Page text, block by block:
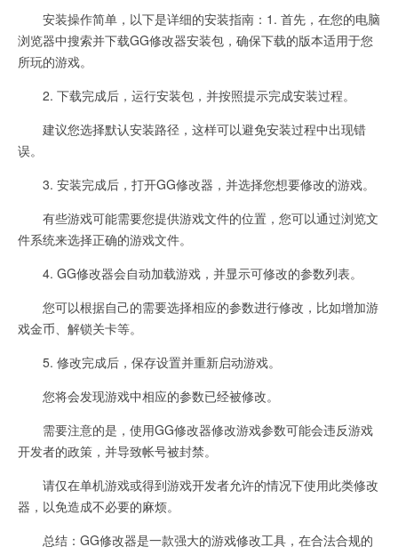
安装操作简单，以下是详细的安装指南：1. 首先，在您的电脑
浏览器中搜索并下载GG修改器安装包，确保下载的版本适用于您
所玩的游戏。
2. 下载完成后，运行安装包，并按照提示完成安装过程。
建议您选择默认安装路径，这样可以避免安装过程中出现错
误。
3. 安装完成后，打开GG修改器，并选择您想要修改的游戏。
有些游戏可能需要您提供游戏文件的位置，您可以通过浏览文
件系统来选择正确的游戏文件。
4. GG修改器会自动加载游戏，并显示可修改的参数列表。
您可以根据自己的需要选择相应的参数进行修改，比如增加游
戏金币、解锁关卡等。
5. 修改完成后，保存设置并重新启动游戏。
您将会发现游戏中相应的参数已经被修改。
需要注意的是，使用GG修改器修改游戏参数可能会违反游戏
开发者的政策，并导致帐号被封禁。
请仅在单机游戏或得到游戏开发者允许的情况下使用此类修改
器，以免造成不必要的麻烦。
总结：GG修改器是一款强大的游戏修改工具，在合法合规的